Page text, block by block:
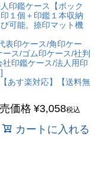
印鑑ケース【ボック
１個＋印鑑１本収納
可能。捺印マット機
表印ケース/角印ケー
ース/ゴム印ケース/社判
社印鑑ケース/法人用印
あす楽対応】【送料無
価格 ¥3,058税込
カートに入れる